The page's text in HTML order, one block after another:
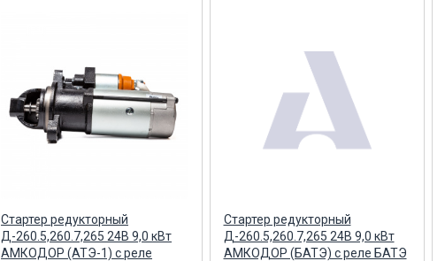
Стартер редукторный
Д-260.5,260.7,265 24В 9,0 кВт
АМКОДОР (АТЭ-1) с реле
Стартер редукторный
Д-260.5,260.7,265 24В 9,0 кВт
АМКОДОР (БАТЭ) с реле БАТЭ